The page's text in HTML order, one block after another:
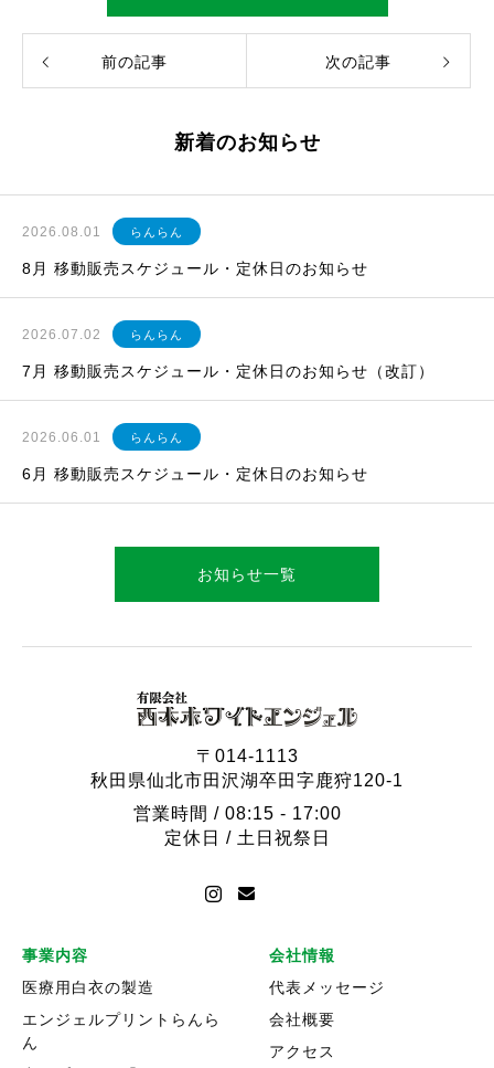
前の記事 次の記事
新着のお知らせ
2026.08.01 らんらん
8月 移動販売スケジュール・定休日のお知らせ
2026.07.02 らんらん
7月 移動販売スケジュール・定休日のお知らせ（改訂）
2026.06.01 らんらん
6月 移動販売スケジュール・定休日のお知らせ
お知らせ一覧
〒014-1113
秋田県仙北市田沢湖卒田字鹿狩120-1
営業時間 / 08:15 - 17:00
定休日 / 土日祝祭日
事業内容
医療用白衣の製造
エンジェルプリントらんら
ん
会社情報
代表メッセージ
会社概要
アクセス